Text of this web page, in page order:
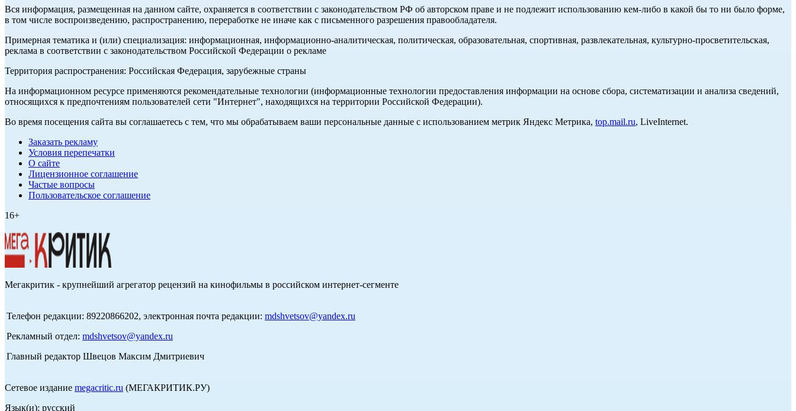
Вся информация, размещенная на данном сайте, охраняется в соответствии с законодательством РФ об авторском праве и не подлежит использованию кем-либо в какой бы то ни было форме,
в том числе воспроизведению, распространению, переработке не иначе как с письменного разрешения правообладателя.
Примерная тематика и (или) специализация: информационная, информационно-аналитическая, политическая, образовательная, спортивная, развлекательная, культурно-просветительская,
реклама в соответствии с законодательством Российской Федерации о рекламе
Территория распространения: Российская Федерация, зарубежные страны
На информационном ресурсе применяются рекомендательные технологии (информационные технологии предоставления информации на основе сбора, систематизации и анализа сведений,
относящихся к предпочтениям пользователей сети "Интернет", находящихся на территории Российской Федерации).
Во время посещения сайта вы соглашаетесь с тем, что мы обрабатываем ваши персональные данные с использованием метрик Яндекс Метрика, top.mail.ru, LiveInternet.
Заказать рекламу
Условия перепечатки
О сайте
Лицензионное соглашение
Частые вопросы
Пользовательское соглашение
16+
Мегакритик - крупнейший агрегатор рецензий на кинофильмы в российском интернет-сегменте
Телефон редакции: 89220866202, электронная почта редакции: mdshvetsov@yandex.ru
Рекламный отдел: mdshvetsov@yandex.ru
Главный редактор Швецов Максим Дмитриевич
Сетевое издание megacritic.ru (МЕГАКРИТИК.РУ)
Язык(и): русский